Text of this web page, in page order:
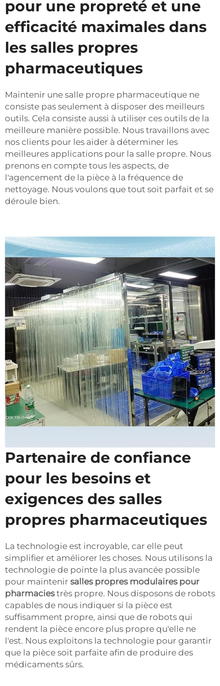
pour une propreté et une
efficacité maximales dans
les salles propres
pharmaceutiques
Maintenir une salle propre pharmaceutique ne
consiste pas seulement à disposer des meilleurs
outils. Cela consiste aussi à utiliser ces outils de la
meilleure manière possible. Nous travaillons avec
nos clients pour les aider à déterminer les
meilleures applications pour la salle propre. Nous
prenons en compte tous les aspects, de
l'agencement de la pièce à la fréquence de
nettoyage. Nous voulons que tout soit parfait et se
déroule bien.
Partenaire de confiance
pour les besoins et
exigences des salles
propres pharmaceutiques
La technologie est incroyable, car elle peut
simplifier et améliorer les choses. Nous utilisons la
technologie de pointe la plus avancée possible
pour maintenir salles propres modulaires pour
pharmaciestrès propre. Nous disposons de robots
capables de nous indiquer si la pièce est
suffisamment propre, ainsi que de robots qui
rendent la pièce encore plus propre qu'elle ne
l'est. Nous exploitons la technologie pour garantir
que la pièce soit parfaite afin de produire des
médicaments sûrs.